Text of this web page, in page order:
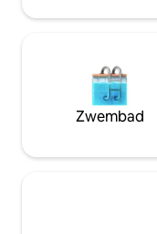
van een patio en
Zwembad